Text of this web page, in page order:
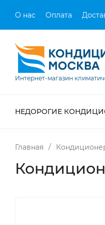
О нас Оплата
Интернет-магазин
НЕДОРОГИЕ
Главная /